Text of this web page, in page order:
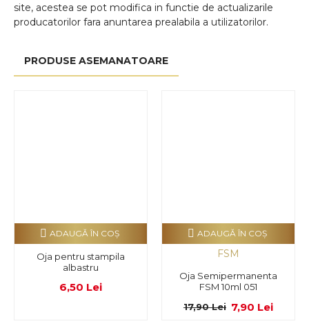
site, acestea se pot modifica in functie de actualizarile
producatorilor fara anuntarea prealabila a utilizatorilor.
PRODUSE ASEMANATOARE
Oja pentru stampila
albastru
6,50 Lei
ADAUGĂ ÎN COŞ
FSM
Oja Semipermanenta
FSM 10ml 051
7,90 Lei
17,90 Lei
ADAUGĂ ÎN COŞ